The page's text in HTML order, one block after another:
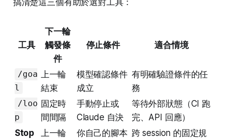
工具
下一輪
觸發條
件
停止條件 適合情境
/goa
l
上一輪
結束
模型確認條件
成立
有明確驗證條件的任
務
/loo
p
固定時
間間隔
手動停止或
Claude 自決
等待外部狀態（CI 跑
完、API 回應）
Stop
上一輪 你自己的腳本 跨 session 的固定規